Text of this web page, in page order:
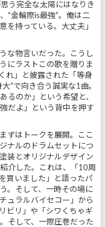
う完全な太陽にはなりき
“金輪際is最強”。俺は二
を持っている。大丈夫」
な物言いだった。こうし
にラストこの歌を贈りま
れ」と披露された「等身
”で向き合う誠実な1曲。
るのか」という希望と、
だよ」という背中を押す
ずはトークを展開。ここ
ナルのドラムセットにつ
装とオリジナルデザイン
介した。これは、「10周
買いました」と語ったパ
。そして、一時その場に
ュラルバイセコー」から
ビリ」や「シワくちゃギ
そして、一際圧巻だった